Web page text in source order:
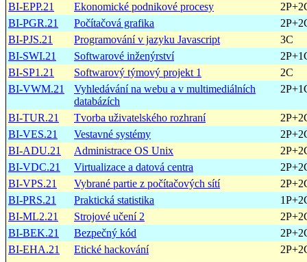
BI-EPP.21 Ekonomické podnikové procesy
BI-PGR.21
Počítačová grafika
BI-PJS.21
Programování v jazyku Javascript
3C
BI-SWI.21
Softwarové inženýrství
BI-SP1.21
Softwarový týmový projekt 1
2C
BI-VWM.21
Vyhledávání na webu a v multimediálních
databázích
BI-TUR.21 Tvorba uživatelského rozhraní
BI-VES.21
Vestavné systémy
BI-ADU.21
Administrace OS Unix
BI-VDC.21
Virtualizace a datová centra
BI-VPS.21
Vybrané partie z počítačových sítí
BI-PRS.21
Praktická statistika
BI-ML2.21
Strojové učení 2
BI-BEK.21
Bezpečný kód
BI-EHA.21
Etické hackování